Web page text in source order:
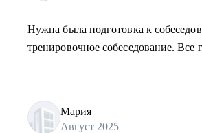
Нужна была подготовка к
тренировочное собеседование. Все
Мария
Август 2025